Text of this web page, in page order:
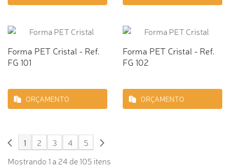
Forma PET Cristal - Ref.
FG 101
ORÇAMENTO
Forma PET Cristal - Ref.
FG 102
ORÇAMENTO
1 2 3 4
5
Mostrando 1 a 24 de 105 itens